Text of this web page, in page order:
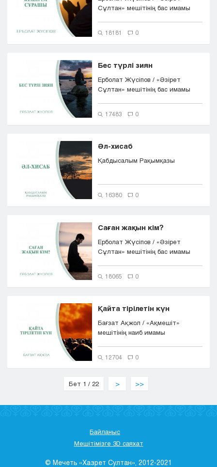
Сұлтан» мешітінің бас имамы
18181 0
Бес түрлі зиян
Ерболат Жүсіпов / «Әзірет
Сұлтан» мешітінің бас имамы
17483 0
Әл-хисаб
Қабдысалым Рақымқазы
16380 0
Саған жақын кім?
Ерболат Жүсіпов / «Әзірет
Сұлтан» мешітінің бас имамы
18065 0
Қайта тірілетін күн
Бағзат Ақжол / «Ақмешіт»
мешітінің наиб имамы
12704 0
Бет 1 / 22 > >>
Байланыс
Мешітімізге 3D саяхат
© Мечеть «Хазрет Султан», 2012-2021